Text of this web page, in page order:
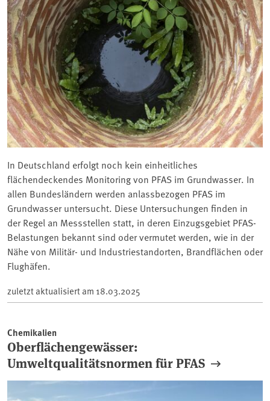
In Deutschland erfolgt noch kein einheitliches
flächendeckendes Monitoring von PFAS im Grundwasser. In
allen Bundesländern werden anlassbezogen PFAS im
Grundwasser untersucht. Diese Untersuchungen finden in
der Regel an Messstellen statt, in deren Einzugsgebiet PFAS-
Belastungen bekannt sind oder vermutet werden, wie in der
Nähe von Militär- und Industriestandorten, Brandflächen oder
Flughäfen.
zuletzt aktualisiert am 18.03.2025
Chemikalien
Oberflächengewässer:
Umweltqualitätsnormen für PFAS